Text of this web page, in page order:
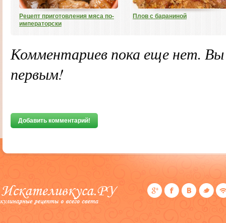
Рецепт приготовления мяса по-
императорски
Плов с бараниной
Комментариев пока еще нет.
первым!
Добавить комментарий!